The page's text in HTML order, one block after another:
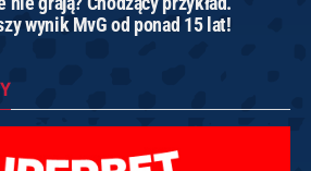
wynik MvG od ponad 15 lat!